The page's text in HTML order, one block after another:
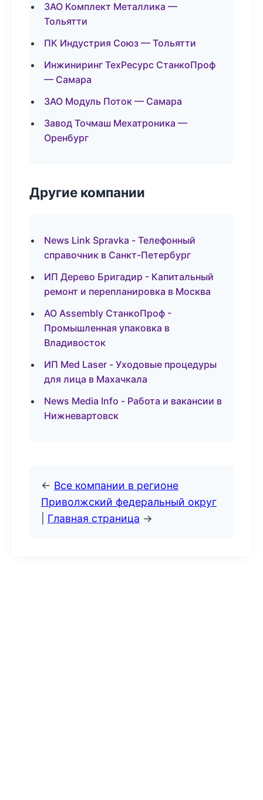
ЗАО Комплект Металлика —
Тольятти
ПК Индустрия Союз — Тольятти
Инжиниринг ТехРесурс СтанкоПроф
— Самара
ЗАО Модуль Поток — Самара
Завод Точмаш Мехатроника —
Оренбург
Другие компании
News Link Spravka - Телефонный
справочник в Санкт-Петербург
ИП Дерево Бригадир - Капитальный
ремонт и перепланировка в Москва
АО Assembly СтанкоПроф -
Промышленная упаковка в
Владивосток
ИП Med Laser - Уходовые процедуры
для лица в Махачкала
News Media Info - Работа и вакансии в
Нижневартовск
← Все компании в регионе
Приволжский федеральный округ
Главная страница →